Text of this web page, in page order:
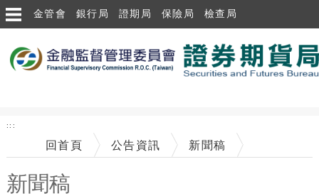
跳到主要內容區塊
金管會 銀行局 證期局 保險局 檢查局
:::
回首頁 公告資訊 新聞稿
新聞稿